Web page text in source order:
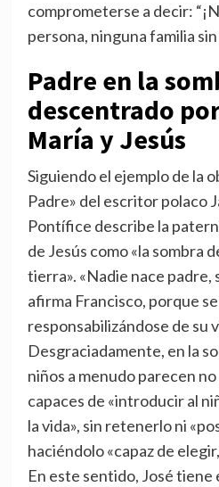
comprometerse a decir:
persona, ninguna familia
Padre en la
descentrado
María y Jesús
Siguiendo el ejemplo de la
Padre» del escritor polaco
Pontífice describe la
de Jesús como «la sombra
tierra». «Nadie nace padre,
afirma Francisco, porque se
responsabilizándose de su
Desgraciadamente, en la
niños a menudo parecen
capaces de «introducir al
la vida», sin retenerlo ni
haciéndolo «capaz de
En este sentido, José tiene